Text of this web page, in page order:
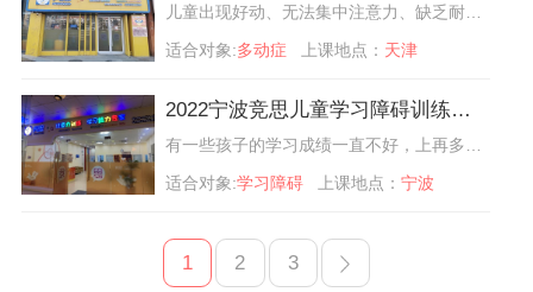
儿童出现好动、无法集中注意力、缺乏耐心、脾气暴躁、易冲动、写作业拖拉磨蹭。家长就要警惕儿童多动症了，不要以为只是孩子小，活泼调皮，长大就好了，以免错过多动症黄金干预时期。孩子的不良行为，越往后越难以纠正。
适合对象:多动症 上课地点： 天津
2022宁波竞思儿童学习障碍训练课程
适合对象:学习障碍上课地点： 宁波
1 2 3